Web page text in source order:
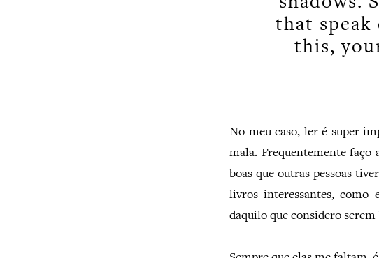
that
this,
No meu caso, ler é super
mala. Frequentemente faço
boas que outras pessoas
livros interessantes, como
daquilo que considero serem